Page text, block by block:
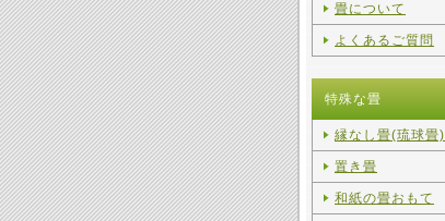
畳について
よくあるご質問
特殊な畳
縁なし畳(琉球畳)
置き畳
和紙の畳おもて